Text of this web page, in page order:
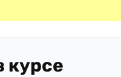
курсе